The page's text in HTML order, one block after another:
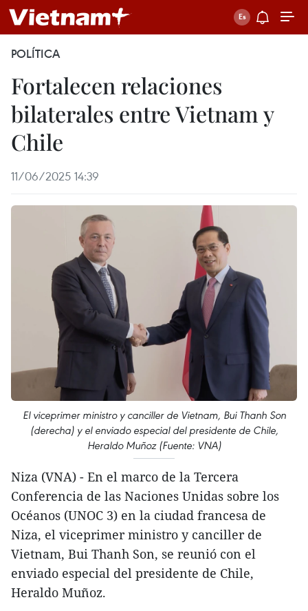
POLÍTICA
Fortalecen relaciones
bilaterales entre Vietnam y
Chile
11/06/2025 14:39
El viceprimer ministro y canciller de Vietnam, Bui Thanh Son
(derecha) y el enviado especial del presidente de Chile,
Heraldo Muñoz (Fuente: VNA)
Niza (VNA) - En el marco de la Tercera
Conferencia de las Naciones Unidas sobre los
Océanos (UNOC 3) en la ciudad francesa de
Niza, el viceprimer ministro y canciller de
Vietnam, Bui Thanh Son, se reunió con el
enviado especial del presidente de Chile,
Heraldo Muñoz.